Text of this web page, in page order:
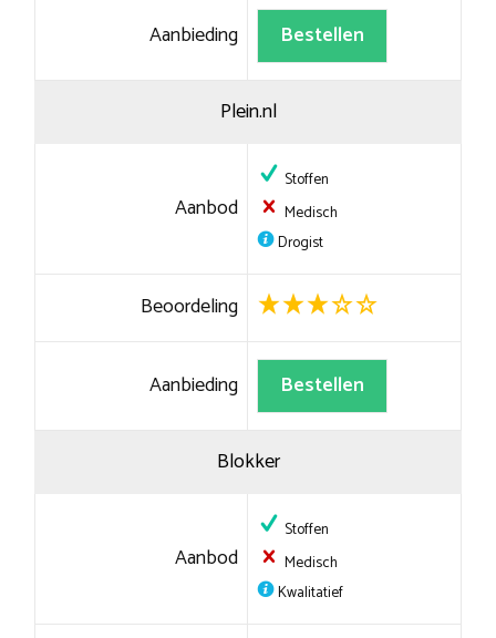
Aanbieding Bestellen
Plein.nl
Aanbod
Stoffen
Medisch
Drogist
Beoordeling
Aanbieding Bestellen
Blokker
Aanbod
Stoffen
Medisch
Kwalitatief